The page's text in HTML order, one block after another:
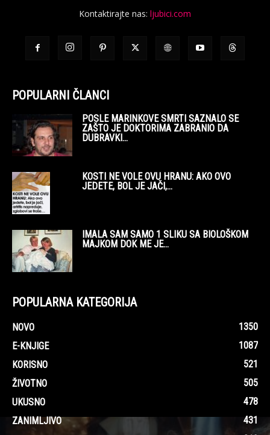
Kontaktirajte nas: ljubici.com
POPULARNI ČLANCI
POSLE MARINKOVE SMRTI SAZNALO SE
ZAŠTO JE DOKTORIMA ZABRANIO DA
DUBRAVKI...
KOSTI NE VOLE OVU HRANU: AKO OVO
JEDETE, BOL JE JAČI,...
IMALA SAM SAMO 1 SLIKU SA BIOLOŠKOM
MAJKOM DOK ME JE...
POPULARNA KATEGORIJA
NOVO
1350
E-KNJIGE
1087
KORISNO
521
ŽIVOTNO
505
UKUSNO
478
ZANIMLJIVO
431